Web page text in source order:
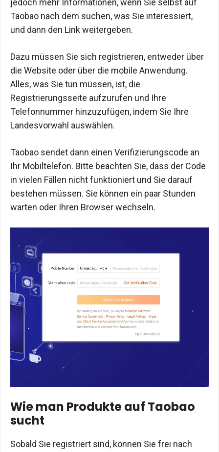
Taobao nach dem suchen, was Sie interessiert,
und dann den Link weitergeben.
Dazu müssen Sie sich registrieren, entweder über
die Website oder über die mobile Anwendung.
Alles, was Sie tun müssen, ist, die
Registrierungsseite aufzurufen und Ihre
Telefonnummer hinzuzufügen, indem Sie Ihre
Landesvorwahl auswählen.
Taobao sendet dann einen Verifizierungscode an
Ihr Mobiltelefon. Bitte beachten Sie, dass der Code
in vielen Fällen nicht funktioniert und Sie darauf
bestehen müssen. Sie können ein paar Stunden
warten oder Ihren Browser wechseln.
Wie man Produkte auf Taobao
sucht
Sobald Sie registriert sind, können Sie frei nach